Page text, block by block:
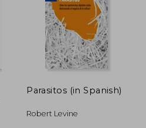
Parasitos (in Spanish)
Robert Levine